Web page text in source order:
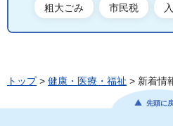
粗大ごみ 市民税
トップ> 健康・医療・福祉 > 新着情
先頭に